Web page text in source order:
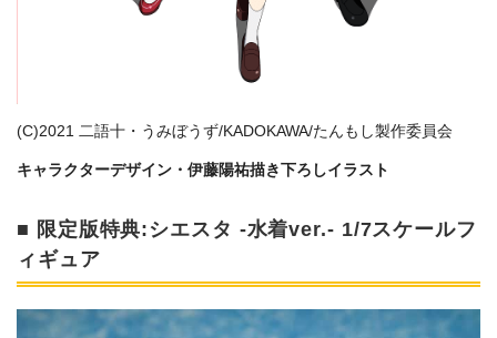
(C)2021 二語十・うみぼうず/KADOKAWA/たんもし製作委員会
キャラクターデザイン・伊藤陽祐描き下ろしイラスト
■ 限定版特典:シエスタ -水着ver.- 1/7スケールフ
ィギュア